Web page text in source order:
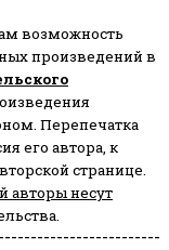
возможность
произведений в
Перепечатка
его автора, к
странице.
авторы несут